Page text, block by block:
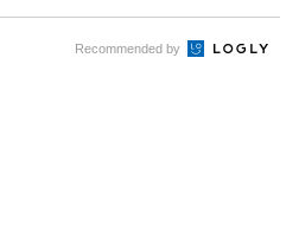
Recommended by